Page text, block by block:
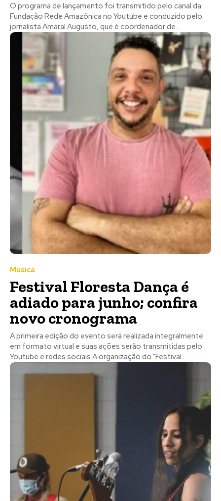
O programa de lançamento foi transmitido pelo canal da
Fundação Rede Amazônica no Youtube e conduzido pelo
jornalista Amaral Augusto, que é coordenador de...
Música
Festival Floresta Dança é
adiado para junho; confira
novo cronograma
A primeira edição do evento será realizada integralmente
em formato virtual e suas ações serão transmitidas pelo
Youtube e redes sociais A organização do "Festival...